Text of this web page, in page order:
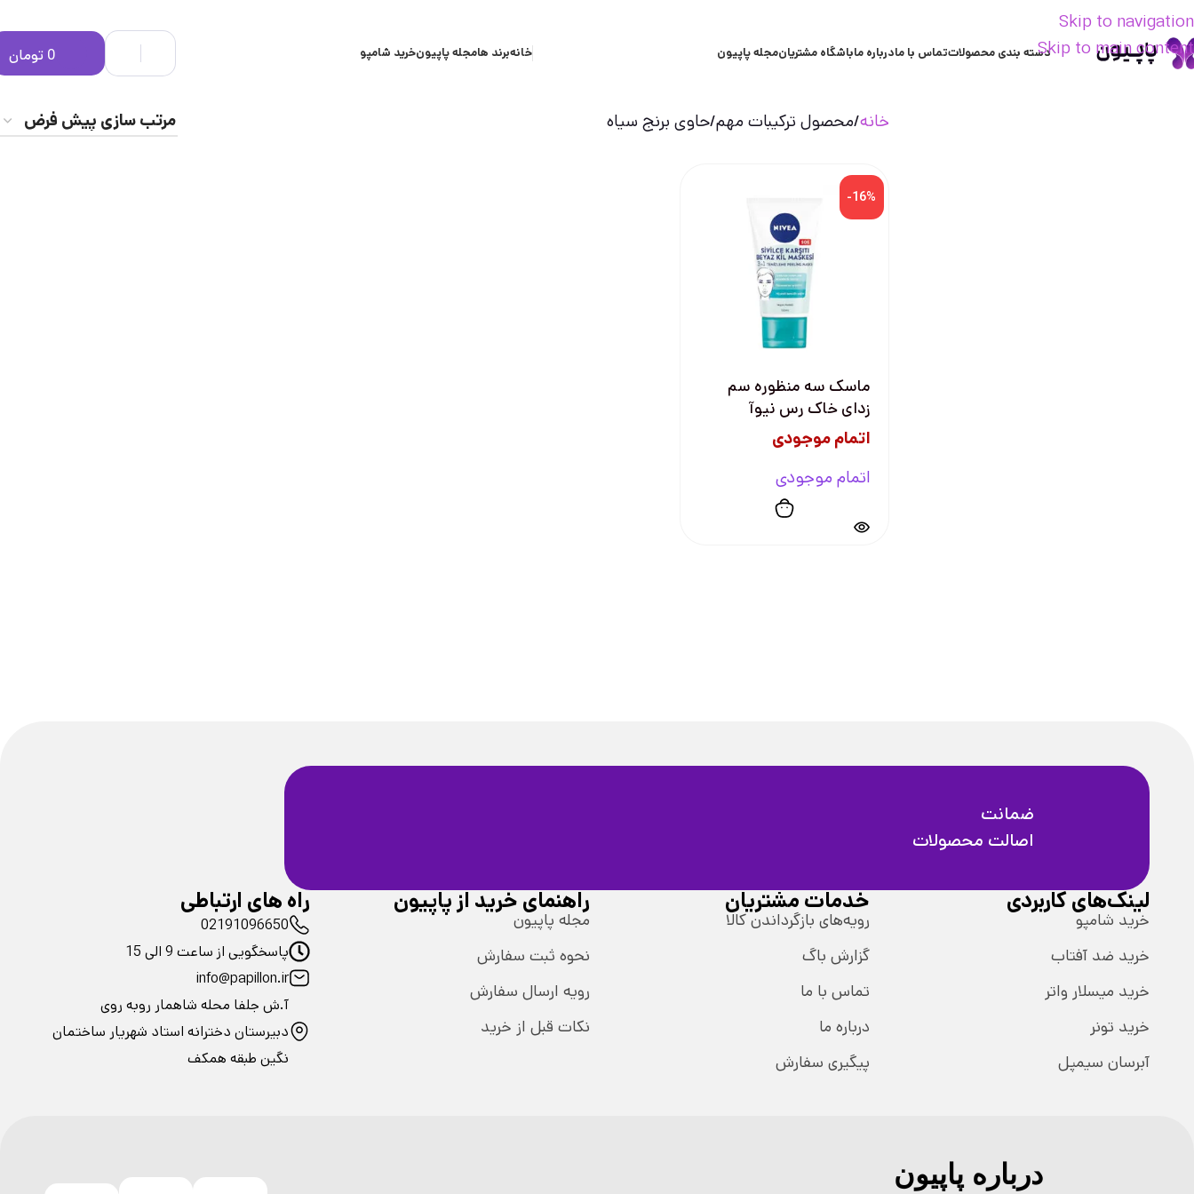
Skip to navigation
Skip to main contentدسته بندی محصولاتتماس با مادرباره ماباشگاه مشتریانمجله پاپیون خانهبرند هامجله پاپیونخرید شامپو 0 تومان
خانه محصول ترکیبات مهم حاوی برنج سیاه
-16%
ماسک سه منظوره سم
زدای خاک رس نیوآ
اتمام موجودی
اتمام موجودی
ضمانت
اصالت محصولات
لینک‌های کاربردی
خرید شامپو
خرید ضد آفتاب
خرید میسلار واتر
خرید تونر
آبرسان سیمپل
خدمات مشتریان
رویه‌های بازگرداندن کالا
گزارش باگ
تماس با ما
درباره ما
پیگیری سفارش
راهنمای خرید از پاپیون
مجله پاپیون
نحوه ثبت سفارش
رویه ارسال سفارش
نکات قبل از خرید
راه های ارتباطی
02191096650
پاسخگویی از ساعت 9 الی 15
info@papillon.ir
آ.ش جلفا محله شاهمار روبه روی
دبیرستان دخترانه استاد شهریار ساختمان
نگین طبقه همکف
درباره پاپیون